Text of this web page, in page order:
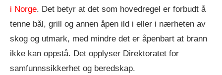
i Norge. Det betyr at det som hovedregel er forbudt å
tenne bål, grill og annen åpen ild i eller i nærheten av
skog og utmark, med mindre det er åpenbart at brann
ikke kan oppstå. Det opplyser Direktoratet for
samfunnssikkerhet og beredskap.